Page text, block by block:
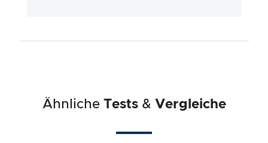
Ähnliche Tests & Vergleiche